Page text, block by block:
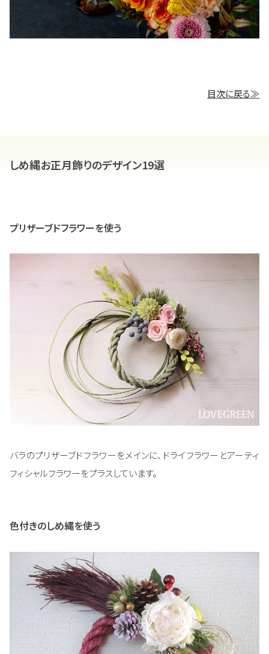
目次に戻る≫
しめ縄お正月飾りのデザイン19選
プリザーブドフラワーを使う
バラのプリザーブドフラワーをメインに、ドライフラワーとアーティ
フィシャルフラワーをプラスしています。
色付きのしめ縄を使う